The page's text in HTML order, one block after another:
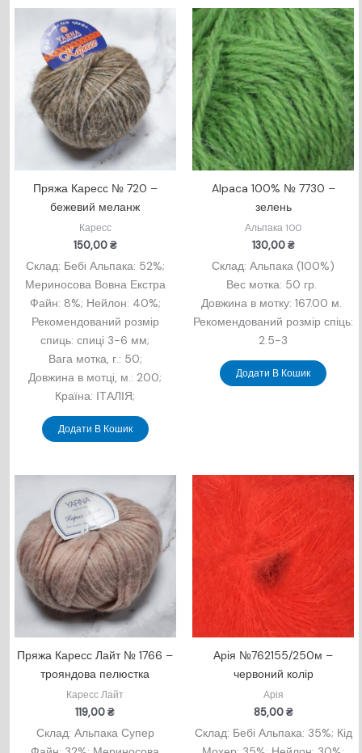
Пряжа Каресс № 720 –
бежевий меланж
Каресс
150,00₴
Склад: Бебi Альпака: 52%;
Мериносова Вовна Екстра
Файн: 8%; Нейлон: 40%;
Рекомендований розмір
спиць: спиці 3-6 мм;
Вага мотка, г.: 50;
Довжина в мотцi, м.: 200;
Країна: ІТАЛІЯ;
Додати В Кошик
Alpaca 100% № 7730 –
зелень
Альпака 100
130,00₴
Склад: Альпака (100%)
Вес мотка: 50 гр.
Довжина в мотку: 167.00 м.
Рекомендований розмір спіць:
2.5-3
Додати В Кошик
Пряжа Каресс Лайт № 1766 –
трояндова пелюстка
Каресс Лайт
119,00₴
Склад: Альпака Супер
Арія №762155/250м –
червоний колір
Арія
85,00₴
Склад: Бебі Альпака: 35%; Кід